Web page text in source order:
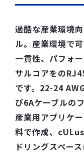
過酷な産業環境
ル。産業環境で
一貫性、パフォ
サルコアをの
です。22-24
び6Aケーブルの
産業用アプリケ
料で作成、
ドリングスペー